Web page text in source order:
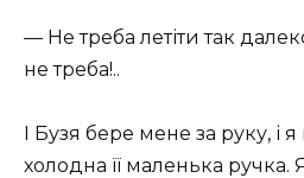
— Не треба летіти так
не треба!..
І Бузя бере мене за руку, і
холодна її маленька ручка.